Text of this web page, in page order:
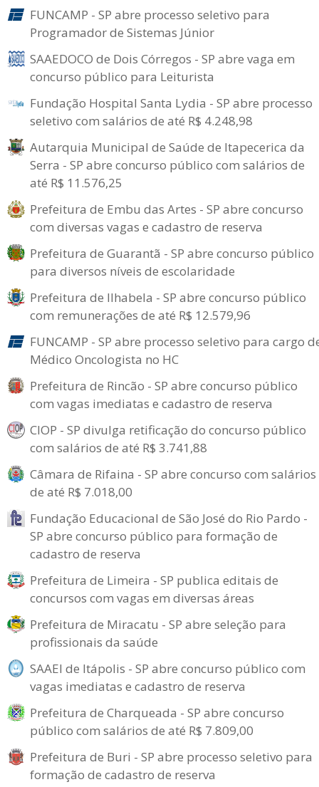
FUNCAMP - SP abre processo seletivo para
Programador de Sistemas Júnior
SAAEDOCO de Dois Córregos - SP abre vaga em
concurso público para Leiturista
Fundação Hospital Santa Lydia - SP abre processo
seletivo com salários de até R$ 4.248,98
Autarquia Municipal de Saúde de Itapecerica da
Serra - SP abre concurso público com salários de
até R$ 11.576,25
Prefeitura de Embu das Artes - SP abre concurso
com diversas vagas e cadastro de reserva
Prefeitura de Guarantã - SP abre concurso público
para diversos níveis de escolaridade
Prefeitura de Ilhabela - SP abre concurso público
com remunerações de até R$ 12.579,96
FUNCAMP - SP abre processo seletivo para cargo
Médico Oncologista no HC
Prefeitura de Rincão - SP abre concurso público
com vagas imediatas e cadastro de reserva
CIOP - SP divulga retificação do concurso público
com salários de até R$ 3.741,88
Câmara de Rifaina - SP abre concurso com salários
de até R$ 7.018,00
Fundação Educacional de São José do Rio Pardo -
SP abre concurso público para formação de
cadastro de reserva
Prefeitura de Limeira - SP publica editais de
concursos com vagas em diversas áreas
Prefeitura de Miracatu - SP abre seleção para
profissionais da saúde
SAAEI de Itápolis - SP abre concurso público com
vagas imediatas e cadastro de reserva
Prefeitura de Charqueada - SP abre concurso
público com salários de até R$ 7.809,00
Prefeitura de Buri - SP abre processo seletivo para
formação de cadastro de reserva